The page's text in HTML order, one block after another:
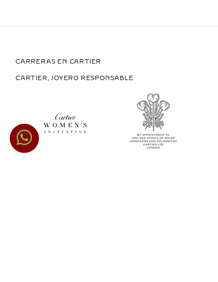
CARRERAS EN CARTIER
CARTIER, JOYERO RESPONSABLE